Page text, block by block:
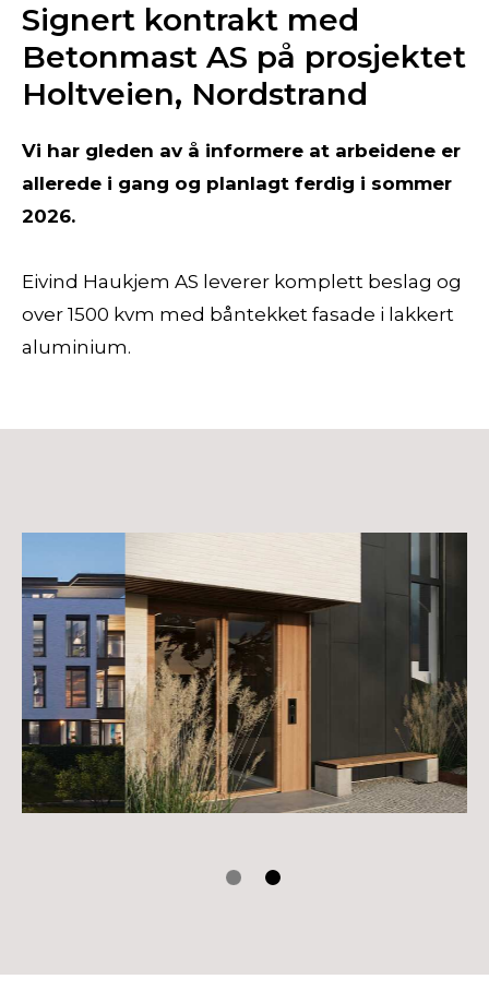
Signert kontrakt med
Betonmast AS på prosjektet
Holtveien, Nordstrand
Vi har gleden av å informere at arbeidene er
allerede i gang og planlagt ferdig i sommer
2026.
Eivind Haukjem AS leverer komplett beslag og
over 1500 kvm med båntekket fasade i lakkert
aluminium.